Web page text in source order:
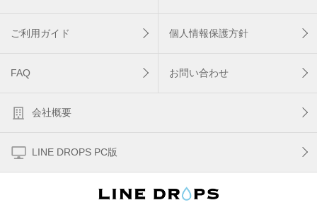
ご利用ガイド 個人情報保護方針
FAQ お問い合わせ
会社概要
LINE DROPS PC版